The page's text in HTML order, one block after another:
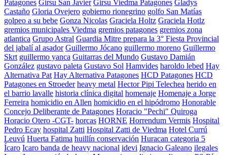
Patagones Girsu San Javier Girsu Viedma Patagones Gladys
Castaño Gloria Ovejero gobierno rionegrino golfo San Matías
golpeo a su bebe Gonza Nicolas Graciela Holtz Graciela Hotlz
gremios municipales Viedma gremios patagones gremios zona
atlantica Grupo Astral Guardia Mitre prepara la 3° Fiesta Provincial
del jabalí al asador Guillermo Jócano guillermo moreno Guillermo
Skrt guillermo yanca Guitarras del Mundo Gustavo Damián
González gustavo paleta Gustavo Sol Hamvides haroldo lebed Hay
Alternativa Pat Hay Alternativa Patagones HCD Patagones HCD
Patagones en Stroeder heavy metal Hector Pipi Telechea herido en
el barrio lavalle historia clínica digital homenaje Homenaje a Jorge
Ferreira homicidio en Allen homicidio en el hipódromo Honorable
Concejo Deliberante de Patagones Horacio "Pechi" Quiroga
Horacio Otero -CGT- horcas HORNE Horrendum Vermis Hospital
Pedro Ecay hospital Zatti Hospital Zatti de Viedma Hotel Currú
Leuvú Huerta Fatima huillín conservación Huracan categoria 5
Ícaro Icaro banda de heavy nacional idevi Ignacio Galeano ilegales